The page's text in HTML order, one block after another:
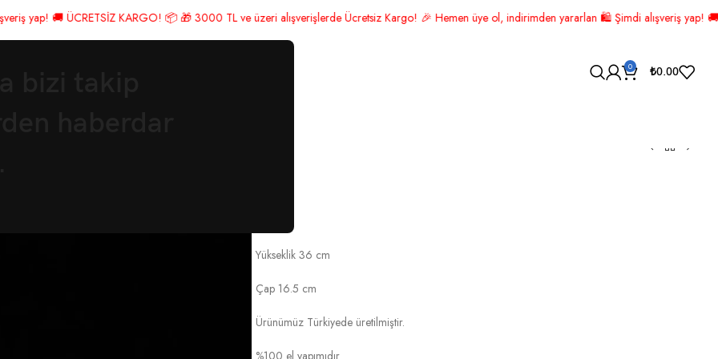
🎁 3000 TL ve üzeri alışverişlerde Ücretsiz Kargo! 🎉 Hemen üye ol, indirimden yararlan 🛍️ Şimdi alışveriş yap! 🚚 ÜCRETSİZ KARGO! 📦
0 ₺0.00
Yükseklik 36 cm
Çap 16.5 cm
Ürünümüz Türkiyede üretilmiştir.